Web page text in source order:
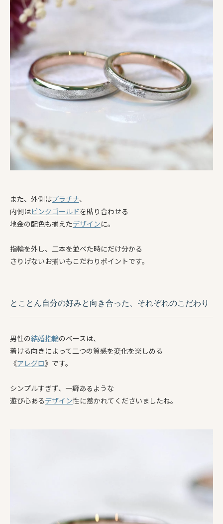
また、外側はプラチナ、
内側はピンクゴールドを貼り合わせる
地金の配色も揃えたデザインに。
指輪を外し、二本を並べた時にだけ分かる
さりげないお揃いもこだわりポイントです。
とことん自分の好みと向き合った、それぞれのこだわり
男性の結婚指輪のベースは、
着ける向きによって二つの質感を変化を楽しめる
《アレグロ》です。
シンプルすぎず、一癖あるような
遊び心あるデザイン性に惹かれてくださいましたね。